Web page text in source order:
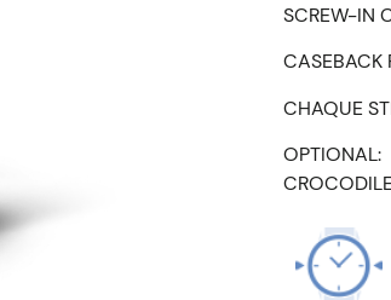
SCREW-IN
CASEBACK
CHAQUE
OPTIONAL: